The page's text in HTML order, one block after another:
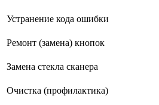
Устранение кода ошибки
Ремонт (замена) кнопок
Замена стекла сканера
Очистка (профилактика)